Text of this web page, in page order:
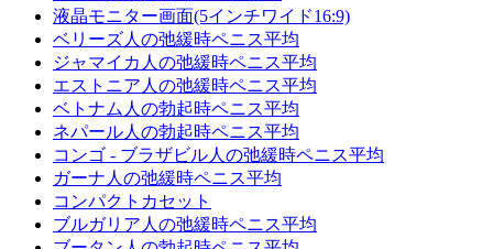
液晶モニター画面(5インチワイド16:9)
ベリーズ人の弛緩時ペニス平均
ジャマイカ人の弛緩時ペニス平均
エストニア人の弛緩時ペニス平均
ベトナム人の勃起時ペニス平均
ネパール人の勃起時ペニス平均
コンゴ - ブラザビル人の弛緩時ペニス平均
ガーナ人の弛緩時ペニス平均
コンパクトカセット
ブルガリア人の弛緩時ペニス平均